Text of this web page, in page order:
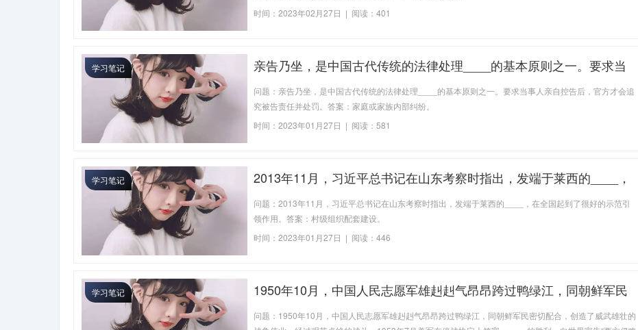
时间：2023年02月27日 | 阅读：401
学习笔记
亲告乃坐，是中国古代传统的法律处理____的基本原则之一。要求当
问题：亲告乃坐，是中国古代传统的法律处理____的基本原则之一。要求当事人亲自控告后，官方才会追
究被告责任并处罚。答案：家庭或家族内部纠纷。
时间：2023年01月27日 | 阅读：581
学习笔记
2013年11月，习近平总书记在山东考察时指出，发端于莱西的____，
问题：2013年11月，习近平总书记在山东考察时指出，发端于莱西的____，在全国起到了很好的示范引
领作用。答案：村级组织配套建设。
时间：2023年01月27日 | 阅读：446
学习笔记
1950年10月，中国人民志愿军雄赳赳气昂昂跨过鸭绿江，同朝鲜军民
年7月美军在停战协定上签字。____的胜利，向世界宣告“西方侵略者几
问题：1950年10月，中国人民志愿军雄赳赳气昂昂跨过鸭绿江，同朝鲜军民密切配合，创造了威武雄壮的